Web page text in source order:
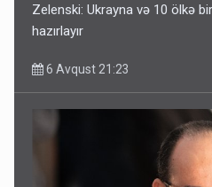
Zelenski: Ukrayna və 10 ölkə
hazırlayır
6 Avqust 21:23